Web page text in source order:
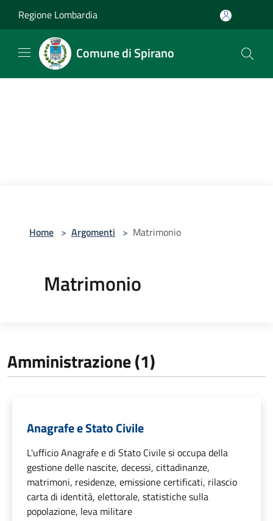
Regione Lombardia
Comune di Spirano
Home > Argomenti > Matrimonio
Matrimonio
Amministrazione (1)
Anagrafe e Stato Civile
L'ufficio Anagrafe e di Stato Civile si occupa della
gestione delle nascite, decessi, cittadinanze,
matrimoni, residenze, emissione certificati, rilascio
carta di identità, elettorale, statistiche sulla
popolazione, leva militare